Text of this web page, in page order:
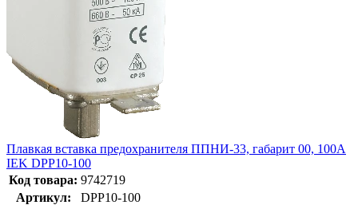
Плавкая вставка предохранителя ППНИ-33, габарит 00, 100А
IEK DPP10-100
Код товара: 9742719
Артикул:
DPP10-100